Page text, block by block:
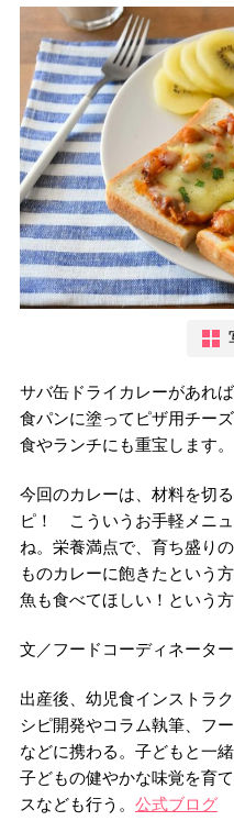
サバ缶ドライカレーがあれ
食パンに塗ってピザ用チー
食やランチにも重宝します。
今回のカレーは、材料を切
ピ！ こういうお手軽メニ
ね。栄養満点で、育ち盛り
ものカレーに飽きたという
魚も食べてほしい！という
文／フードコーディネータ
出産後、幼児食インストラ
シピ開発やコラム執筆、フ
などに携わる。子どもと一
子どもの健やかな味覚を育
スなども行う。 公式ブログ